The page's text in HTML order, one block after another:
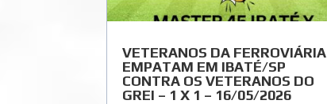
VETERANOS DA FERROVIÁRIA
EMPATAM EM IBATÉ/SP
CONTRA OS VETERANOS DO
GREI – 1 X 1 – 16/05/2026